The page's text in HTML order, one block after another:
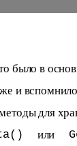
было в
и
для
или